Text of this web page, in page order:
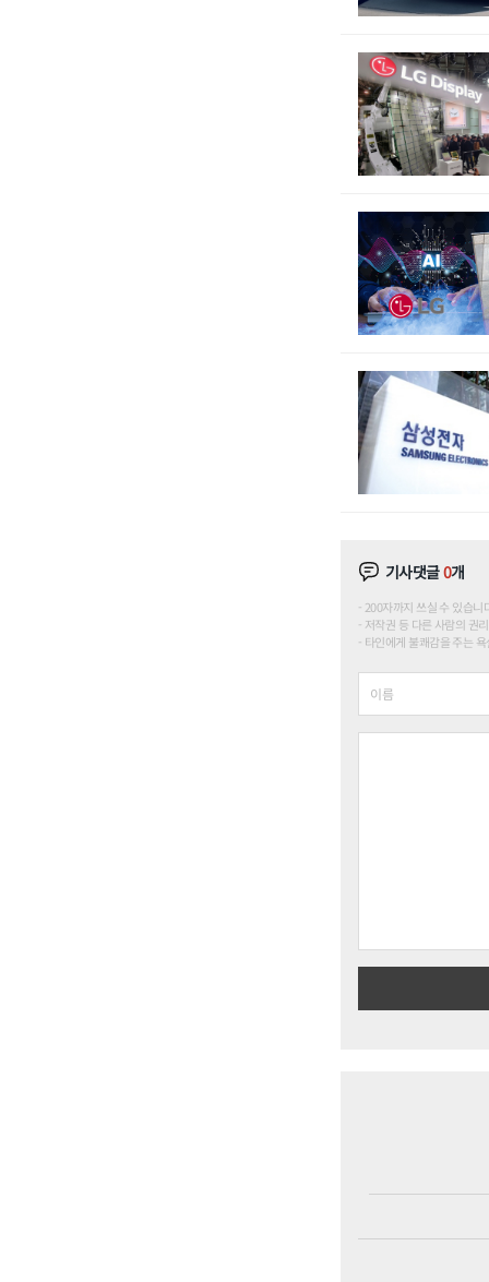
기사댓글0개
200자까지 쓰실 수 있습
저작권 등 다른 사람의 권
타인에게 불쾌감을 주는